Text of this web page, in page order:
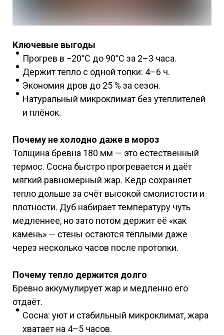
Ключевые выгоды
Прогрев в −20°C до 90°C за 2–3 часа.
Держит тепло с одной топки: 4–6 ч.
Экономия дров до 25 % за сезон.
Натуральный микроклимат без утеплителей
и плёнок.
Почему не холодно даже в мороз
Толщина бревна 180 мм — это естественный
термос. Сосна быстро прогревается и даёт
мягкий равномерный жар. Кедр сохраняет
тепло дольше за счёт высокой смолистости и
плотности. Дуб набирает температуру чуть
медленнее, но зато потом держит её «как
камень» — стены остаются тёплыми даже
через несколько часов после протопки.
Почему тепло держится долго
Бревно аккумулирует жар и медленно его
отдаёт.
Сосна: уют и стабильный микроклимат, жара
хватает на 4–5 часов.